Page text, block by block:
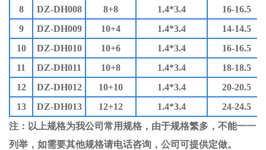
8
DZ-DH008 8+8 1.4*3.4
16-16.5
9
DZ-DH009 10+4 1.4*3.4
14-14.5
10
DZ-DH010 10+6 1.4*3.4
16-16.5
11
DZ-DH011 10+8 1.4*3.4
18-18.5
12
DZ-DH012 10+10 1.4*3.4
20-20.5
13
DZ-DH013 12+12 1.4*3.4
24-24.5
注：以上规格为我公司常用规格，由于规格繁多，不能一一
列举，如需要其他规格请电话咨询，公司可提供定做。